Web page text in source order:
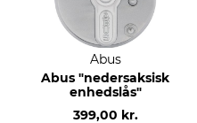
Abus
Abus "nedersaksisk
enhedslås"
399,00 kr.